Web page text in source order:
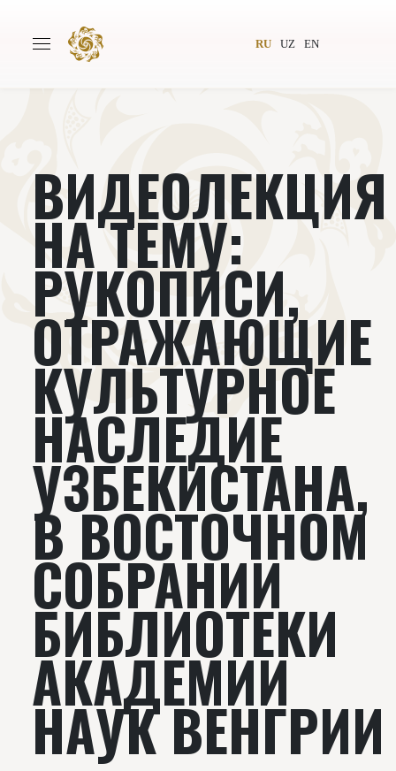
RU UZ EN
Авторы Всемирное общество
Издательство Новости
Проекты Подкасты
Книги Видеолекторий
ВИДЕОЛЕКЦИЯ
НА ТЕМУ:
РУКОПИСИ,
ОТРАЖАЮЩИЕ
КУЛЬТУРНОЕ
НАСЛЕДИЕ
УЗБЕКИСТАНА,
В ВОСТОЧНОМ
СОБРАНИИ
БИБЛИОТЕКИ
АКАДЕМИИ
НАУК ВЕНГРИИ